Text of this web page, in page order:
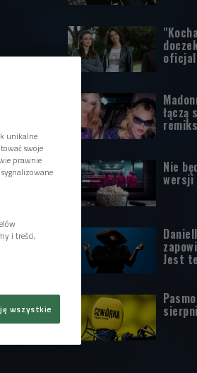
łączą
Nie
wersji
Jest
unikalne
swoje
prawnie
i treści,
wszystkie